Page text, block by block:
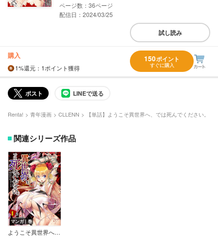
36
配信日：2024/03/25
試し読み
購入
1%還元 ：1ポイント獲得
150ポイント
すぐに購入
ポスト LINEで送る
Renta! 青年漫画 CLLENN 【単話】ようこそ異世界へ、では死んでください。
関連シリーズ作品
マンガ｜巻
ようこそ異世界へ、では死んでください。